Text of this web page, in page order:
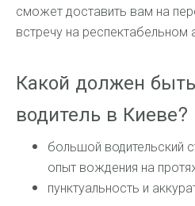
сможет доставить вам на
встречу на респектабельном
Какой должен
водитель в Киеве?
большой водительский
опыт вождения на
пунктуальность и